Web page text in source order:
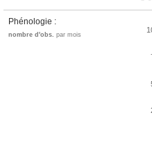
Phénologie :
nombre d'obs. par mois